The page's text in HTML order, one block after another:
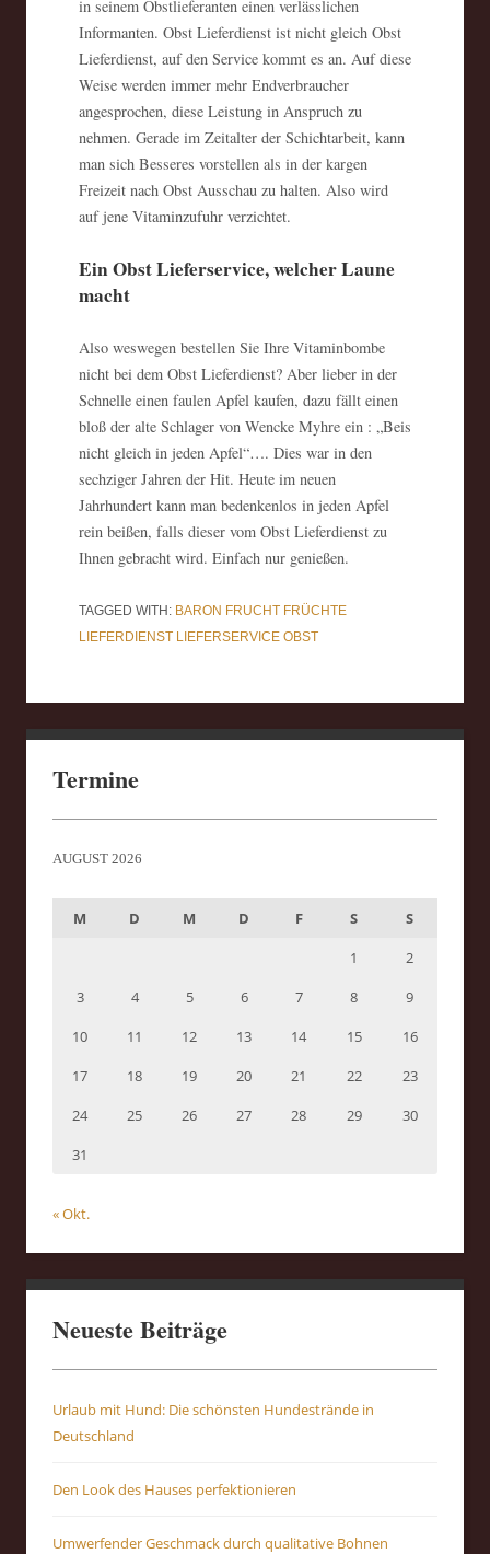
in seinem Obstlieferanten einen verlässlichen
Informanten. Obst Lieferdienst ist nicht gleich Obst
Lieferdienst, auf den Service kommt es an. Auf diese
Weise werden immer mehr Endverbraucher
angesprochen, diese Leistung in Anspruch zu
nehmen. Gerade im Zeitalter der Schichtarbeit, kann
man sich Besseres vorstellen als in der kargen
Freizeit nach Obst Ausschau zu halten. Also wird
auf jene Vitaminzufuhr verzichtet.
Ein Obst Lieferservice, welcher Laune
macht
Also weswegen bestellen Sie Ihre Vitaminbombe
nicht bei dem Obst Lieferdienst? Aber lieber in der
Schnelle einen faulen Apfel kaufen, dazu fällt einen
bloß der alte Schlager von Wencke Myhre ein : „Beis
nicht gleich in jeden Apfel“…. Dies war in den
sechziger Jahren der Hit. Heute im neuen
Jahrhundert kann man bedenkenlos in jeden Apfel
rein beißen, falls dieser vom Obst Lieferdienst zu
Ihnen gebracht wird. Einfach nur genießen.
TAGGED WITH: BARON FRUCHT FRÜCHTE
LIEFERDIENST
LIEFERSERVICE OBST
Termine
AUGUST 2026
M D M D F S
S
1
2
3
4 5 6 7 8
9
10
11 12 13 14 15
16
17
18 19 20 21 22
23
24
25 26 27 28 29
30
31
« Okt.
Neueste Beiträge
Urlaub mit Hund: Die schönsten Hundestrände in
Deutschland
Den Look des Hauses perfektionieren
Umwerfender Geschmack durch qualitative Bohnen